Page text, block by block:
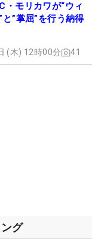
・モリカワが“ウィ
”掌屈”を行う納得
(木) 12時00分 41
グ